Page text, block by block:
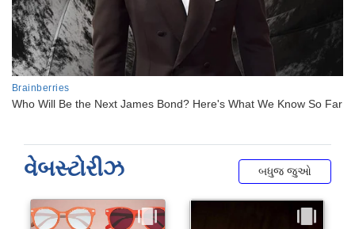
વેબસ્ટોરીઝ બધુજ જુઓ